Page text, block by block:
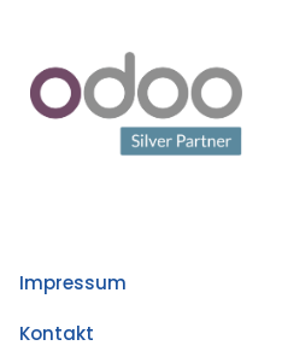
Impressum
Kontakt